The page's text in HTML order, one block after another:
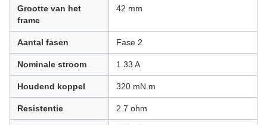
Grootte van het
frame
42 mm
Aantal fasen Fase 2
Nominale stroom 1.33 A
Houdend koppel 320 mN.m
Resistentie 2.7 ohm